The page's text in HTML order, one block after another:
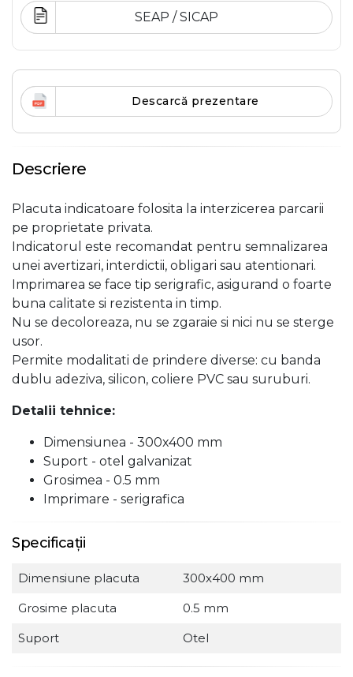
SEAP / SICAP
Descarcă prezentare
Descriere
Placuta indicatoare folosita la interzicerea parcarii
pe proprietate privata.
Indicatorul este recomandat pentru semnalizarea
unei avertizari, interdictii, obligari sau atentionari.
Imprimarea se face tip serigrafic, asigurand o foarte
buna calitate si rezistenta in timp.
Nu se decoloreaza, nu se zgaraie si nici nu se sterge
usor.
Permite modalitati de prindere diverse: cu banda
dublu adeziva, silicon, coliere PVC sau suruburi.
Detalii tehnice:
Dimensiunea - 300x400 mm
Suport - otel galvanizat
Grosimea - 0.5 mm
Imprimare - serigrafica
Specificații
Dimensiune placuta
300x400 mm
Grosime placuta
0.5 mm
Suport
Otel